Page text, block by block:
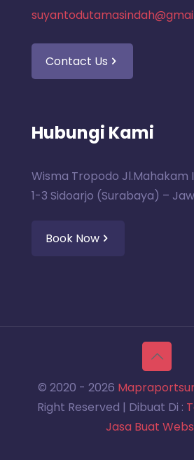
Contact Us
Hubungi Kami
Wisma Tropodo Jl.Mahakam
1-3 Sidoarjo (Surabaya) –
Book Now
© 2020 - 2026
Right Reserved | Dibuat Di :
Jasa Buat